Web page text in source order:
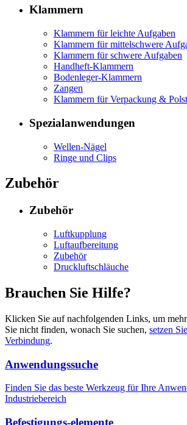
Klammern
Klammern für leichte Aufgaben
Klammern für mittelschwere
Klammern für schwere Aufgaben
Handheft-Klammern
Bodenleger-Klammern
Zangen
Klammern für Verpackung &
Spezialanwendungen
Wellen-Nägel
Ringe und Clips
Zubehör
Zubehör
Luftkupplung
Luftaufbereitung
Zubehör
Druckluftschläuche
Brauchen Sie Hilfe?
Klicken Sie auf nachfolgenden Links, um
Sie nicht finden, wonach Sie suchen, setzen
Verbindung.
Anwendungssuche
Finden Sie das beste Werkzeug für Ihre
Industriebereich
Befestigungs-elemente